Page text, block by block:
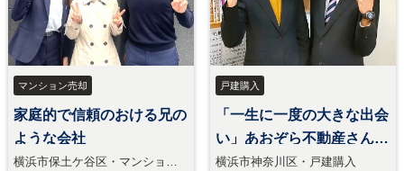
マンション売却
家庭的で信頼のおける兄の
ような会社
横浜市保土ケ谷区・マンション
戸建購入
「一生に一度の大きな出会
い」あおぞら不動産さんな
ら安心です
横浜市神奈川区・戸建購入